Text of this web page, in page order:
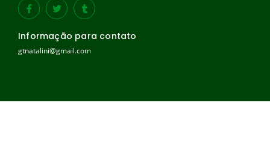
Informação para contato
gtnatalini@gmail.com